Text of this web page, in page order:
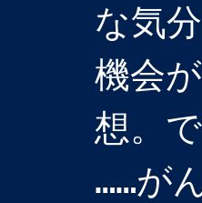
な気
機会
想。
……が